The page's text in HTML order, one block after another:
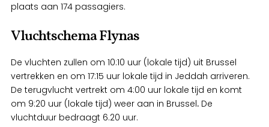
plaats aan 174 passagiers.
Vluchtschema Flynas
De vluchten zullen om 10:10 uur (lokale tijd) uit Brussel
vertrekken en om 17:15 uur lokale tijd in Jeddah arriveren.
De terugvlucht vertrekt om 4:00 uur lokale tijd en komt
om 9:20 uur (lokale tijd) weer aan in Brussel. De
vluchtduur bedraagt 6.20 uur.